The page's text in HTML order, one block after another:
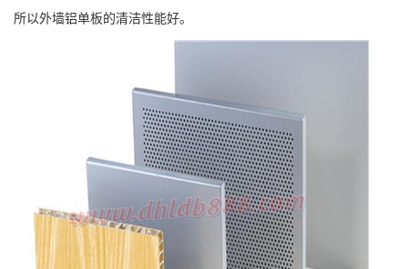
所以外墙铝单板的清洁性能好。